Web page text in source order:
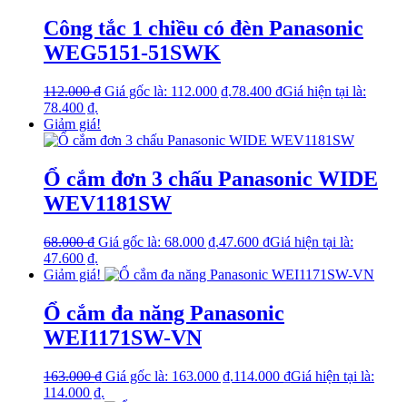
Công tắc 1 chiều có đèn Panasonic
WEG5151-51SWK
112.000₫ Giá gốc là: 112.000 ₫.78.400 ₫Giá hiện tại là:
78.400 ₫.
Giảm giá!
Ổ cắm đơn 3 chấu Panasonic WIDE
WEV1181SW
68.000₫ Giá gốc là: 68.000 ₫.47.600 ₫Giá hiện tại là:
47.600 ₫.
Giảm giá!
Ổ cắm đa năng Panasonic
WEI1171SW-VN
163.000₫ Giá gốc là: 163.000 ₫.114.000 ₫Giá hiện tại là:
114.000 ₫.